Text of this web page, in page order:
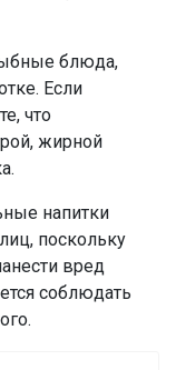
блюда,
Если
что
жирной
напитки
поскольку
вред
соблюдать